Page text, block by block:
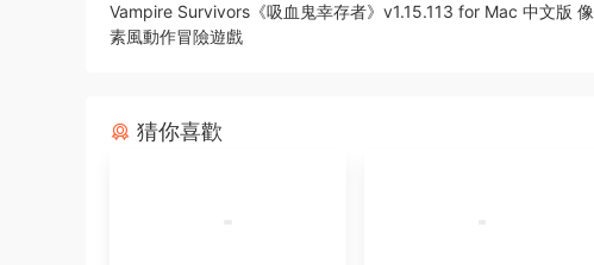
Vampire Survivors《吸血鬼幸存者》v1.15.113 for Mac 中文版 像
素風動作冒險遊戲
猜你喜歡